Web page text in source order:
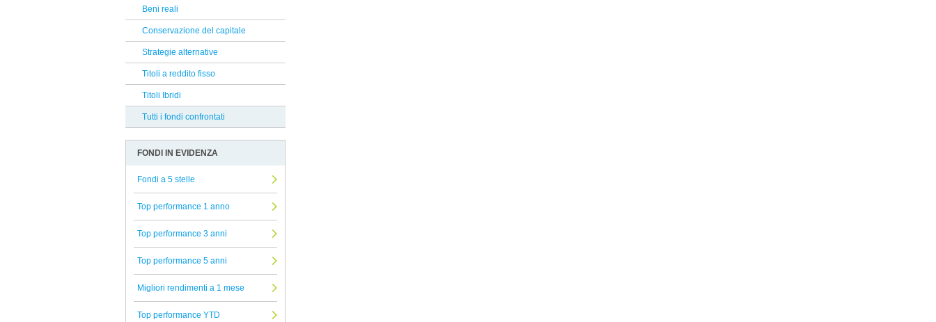
Reclami Assicurativi
Reclami Servizio di Investimento
Goldman Sachs
PIMCO
European & Global
Alkimis SGR
Capital Group
Aberdeen
Janus Henderson
Columbia Threadneedle
Swisscanto
Atomo SICAV
Oddo Meriten
Beni reali
Conservazione del capitale
Strategie alternative
Titoli a reddito fisso
Titoli Ibridi
Tutti i fondi confrontati
FONDI IN EVIDENZA
Fondi a 5 stelle
Top performance 1 anno
Top performance 3 anni
Top performance 5 anni
Migliori rendimenti a 1 mese
Top performance YTD